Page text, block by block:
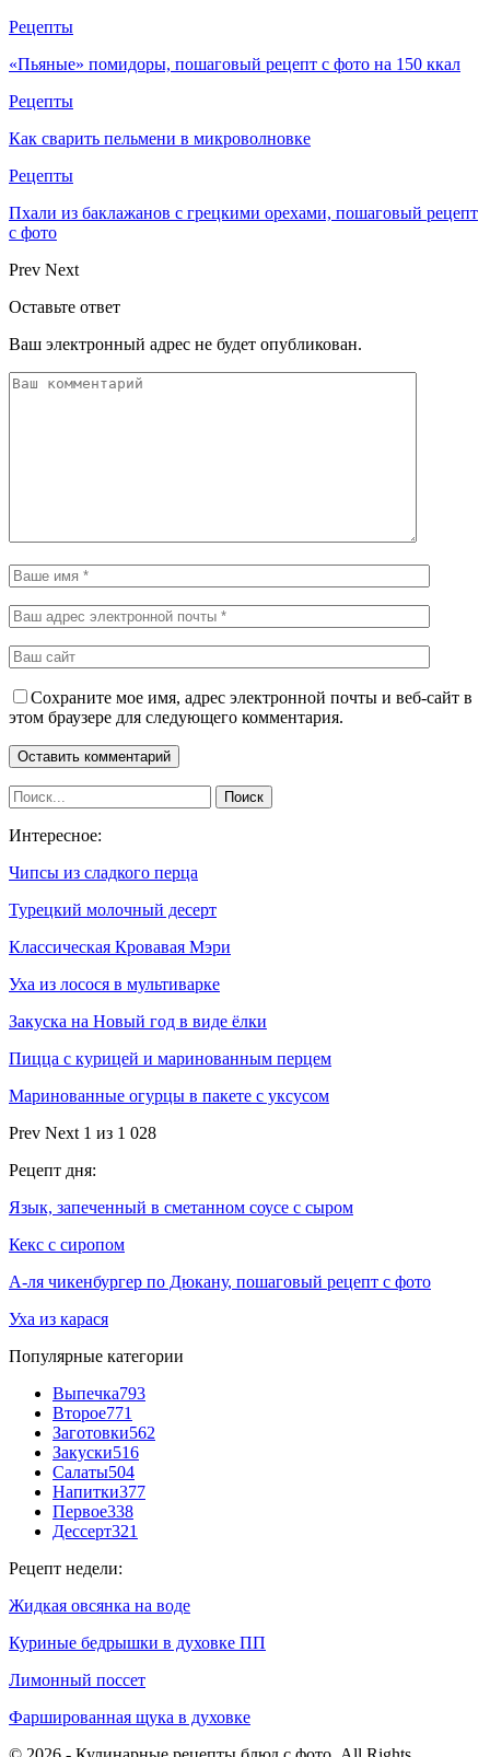
Рецепты
«Пьяные» помидоры, пошаговый рецепт с фото на 150 ккал
Рецепты
Как сварить пельмени в микроволновке
Рецепты
Пхали из баклажанов с грецкими орехами, пошаговый рецепт
с фото
Prev Next
Оставьте ответ
Ваш электронный адрес не будет опубликован.
Сохраните мое имя, адрес электронной почты и веб-сайт в
этом браузере для следующего комментария.
Интересное:
Чипсы из сладкого перца
Турецкий молочный десерт
Классическая Кровавая Мэри
Уха из лосося в мультиварке
Закуска на Новый год в виде ёлки
Пицца с курицей и маринованным перцем
Маринованные огурцы в пакете с уксусом
Prev Next 1 из 1 028
Рецепт дня:
Язык, запеченный в сметанном соусе с сыром
Кекс с сиропом
А-ля чикенбургер по Дюкану, пошаговый рецепт с фото
Уха из карася
Популярные категории
Выпечка793
Второе771
Заготовки562
Закуски516
Салаты504
Напитки377
Первое338
Дессерт321
Рецепт недели:
Жидкая овсянка на воде
Куриные бедрышки в духовке ПП
Лимонный поссет
Фаршированная щука в духовке